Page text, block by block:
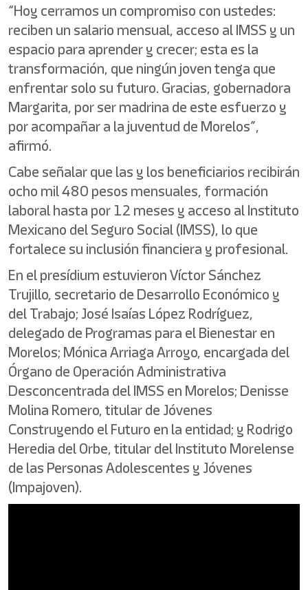
“Hoy cerramos un compromiso con ustedes:
reciben un salario mensual, acceso al IMSS y un
espacio para aprender y crecer; esta es la
transformación, que ningún joven tenga que
enfrentar solo su futuro. Gracias, gobernadora
Margarita, por ser madrina de este esfuerzo y
por acompañar a la juventud de Morelos”,
afirmó.
Cabe señalar que las y los beneficiarios recibirán
ocho mil 480 pesos mensuales, formación
laboral hasta por 12 meses y acceso al Instituto
Mexicano del Seguro Social (IMSS), lo que
fortalece su inclusión financiera y profesional.
En el presídium estuvieron Víctor Sánchez
Trujillo, secretario de Desarrollo Económico y
del Trabajo; José Isaías López Rodríguez,
delegado de Programas para el Bienestar en
Morelos; Mónica Arriaga Arroyo, encargada del
Órgano de Operación Administrativa
Desconcentrada del IMSS en Morelos; Denisse
Molina Romero, titular de Jóvenes
Construyendo el Futuro en la entidad; y Rodrigo
Heredia del Orbe, titular del Instituto Morelense
de las Personas Adolescentes y Jóvenes
(Impajoven).